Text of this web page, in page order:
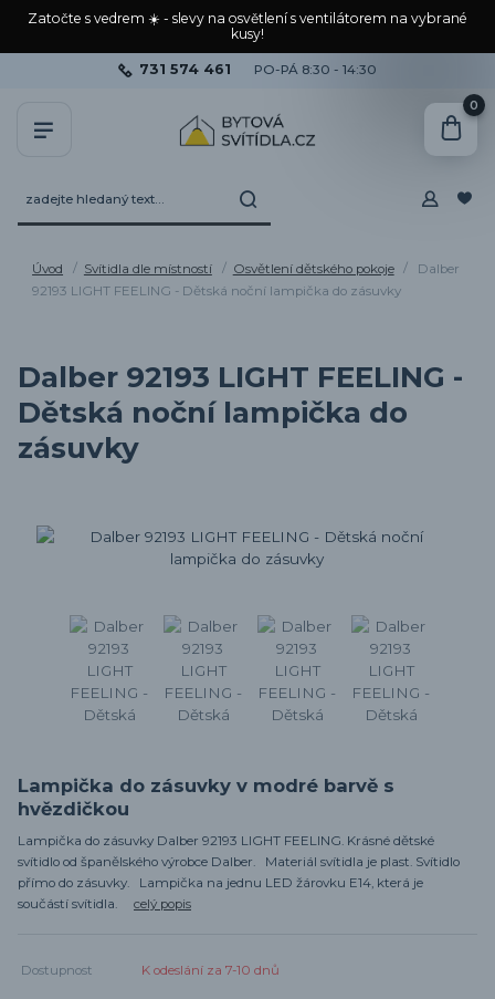
Zatočte s vedrem ☀️ - slevy na osvětlení s ventilátorem na vybrané
kusy!
731 574 461 PO-PÁ 8:30 - 14:30
0
Úvod Svítidla dle místností Osvětlení dětského pokoje
Dalber
92193 LIGHT FEELING - Dětská noční lampička do zásuvky
Dalber 92193 LIGHT FEELING -
Dětská noční lampička do
zásuvky
Lampička do zásuvky v modré barvě s
hvězdičkou
Lampička do zásuvky Dalber 92193 LIGHT FEELING. Krásné dětské
svítidlo od španělského výrobce Dalber. Materiál svítidla je plast. Svítidlo
přímo do zásuvky. Lampička na jednu LED žárovku E14, která je
součástí svítidla. celý popis
Dostupnost K odeslání za 7-10 dnů